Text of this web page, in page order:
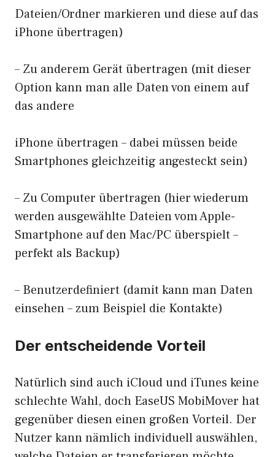
Dateien/Ordner markieren und diese auf das
iPhone übertragen)
– Zu anderem Gerät übertragen (mit dieser
Option kann man alle Daten von einem auf
das andere
iPhone übertragen – dabei müssen beide
Smartphones gleichzeitig angesteckt sein)
– Zu Computer übertragen (hier wiederum
werden ausgewählte Dateien vom Apple-
Smartphone auf den Mac/PC überspielt –
perfekt als Backup)
– Benutzerdefiniert (damit kann man Daten
einsehen – zum Beispiel die Kontakte)
Der entscheidende Vorteil
Natürlich sind auch iCloud und iTunes keine
schlechte Wahl, doch EaseUS MobiMover hat
gegenüber diesen einen großen Vorteil. Der
Nutzer kann nämlich individuell auswählen,